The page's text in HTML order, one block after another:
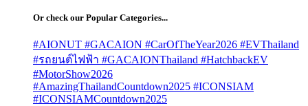
Or check our Popular Categories...
#AIONUT #GACAION #CarOfTheYear2026 #EVThailand
#รถยนต์ไฟฟ้า #GACAIONThailand #HatchbackEV
#MotorShow2026
#AmazingThailandCountdown2025 #ICONSIAM
#ICONSIAMCountdown2025